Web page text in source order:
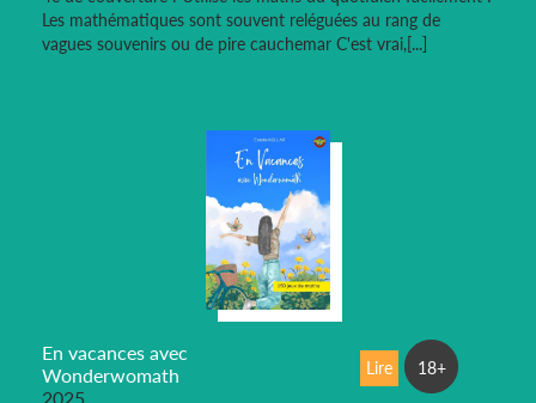
Les mathématiques sont souvent reléguées au rang de
vagues souvenirs ou de pire cauchemar C'est vrai,[...]
En vacances avec
Wonderwomath
2025
Lire 18+